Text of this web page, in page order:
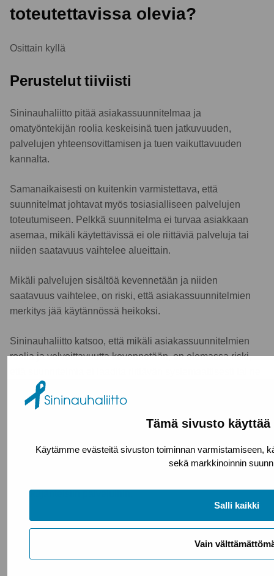
Tämä sivusto käyttää
Käytämme evästeitä sivuston toiminnan varmistamiseen,
sekä markkinoinnin
Vain
Salli kaikki
toteutettavissa olevia?
Osittain kyllä
Perustelut tiiviisti
Sininauhaliitto pitää asiakassuunnitelmaa ja
omatyöntekijän roolia keskeisinä tuen jatkuvuuden,
palvelujen yhteensovittamisen ja tuen vaikuttavuuden
kannalta.
Samanaikaisesti on kuitenkin varmistettava, että
suunnitelmat johtavat myös tosiasialliseen palvelujen
toteutumiseen. Pelkkä suunnitelma ei turvaa asiakkaan
asemaa, mikäli käytettävissä ei ole riittäviä palveluja tai
niiden saatavuus vaihtelee alueittain.
Mikäli palvelujen sisältöä kevennetään ja niiden
saatavuus vaihtelee, on riski, että asiakassuunnitelmien
merkitys jää käytännössä heikoksi.
Sininauhaliitto katsoo, että mikäli asiakassuunnitelmien
roolia ja velvoittavuutta kevennetään, on olemassa riski,
jäävät sisällöltään liian yleisiksi. Tämä voi heikentää
niiden merkitystä asiakkaan tuen toteutumisen, seurannan
ja palvelujen yhteensovittamisen välineenä.
Sininauhaliitto korostaa, että asiakassuunnitelman tulee
perustua huolelliseen palvelutarpeen arviointiin ja johtaa
ja pitkäjänteisiin palveluihin.
Tämä on keskeistä myös asiakkaan oikeusturvan, tuen
jatkuvuuden ja palvelupolkujen toimivuuden näkökulmasta